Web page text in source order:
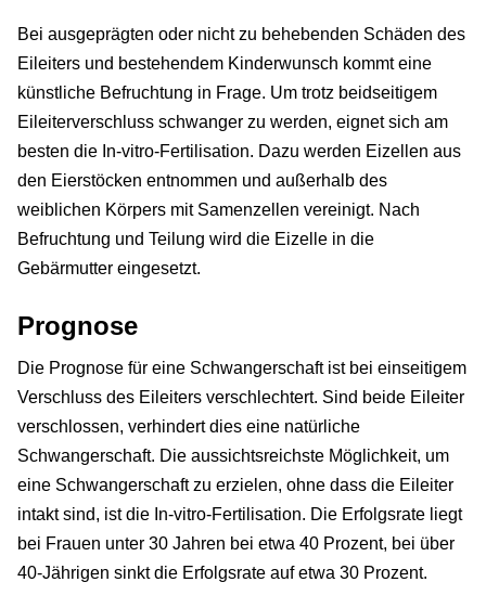
Bei ausgeprägten oder nicht zu behebenden Schäden des
Eileiters und bestehendem Kinderwunsch kommt eine
künstliche Befruchtung in Frage. Um trotz beidseitigem
Eileiterverschluss schwanger zu werden, eignet sich am
besten die In-vitro-Fertilisation. Dazu werden Eizellen aus
den Eierstöcken entnommen und außerhalb des
weiblichen Körpers mit Samenzellen vereinigt. Nach
Befruchtung und Teilung wird die Eizelle in die
Gebärmutter eingesetzt.
Prognose
Die Prognose für eine Schwangerschaft ist bei einseitigem
Verschluss des Eileiters verschlechtert. Sind beide Eileiter
verschlossen, verhindert dies eine natürliche
Schwangerschaft. Die aussichtsreichste Möglichkeit, um
eine Schwangerschaft zu erzielen, ohne dass die Eileiter
intakt sind, ist die In-vitro-Fertilisation. Die Erfolgsrate liegt
bei Frauen unter 30 Jahren bei etwa 40 Prozent, bei über
40-Jährigen sinkt die Erfolgsrate auf etwa 30 Prozent.